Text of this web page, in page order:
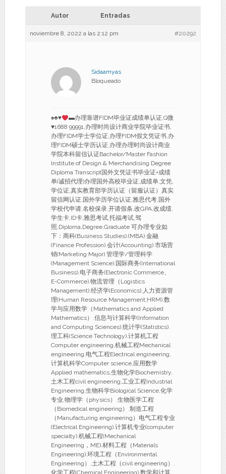
Autor Entradas
noviembre 8, 2022 a las 2:12 pm #20292
Sidaamyas
Bloqueado
♠♣♥
▬办理靠谱FIDM毕业证成绩单认证,Q微
♥1688 99991,办理时尚设计商业学院毕业证书,
办理FIDM学士学位证,办理FIDM假文凭证书,办
理FIDM硕士学历认证,办理办理时尚设计商业
学院本科留信认证Bachelor/Master Fashion
Institute of Design & Merchandising Degree
Diploma Transcript国外文凭证书毕业证+成绩
单(诚招代理)办理国外高校毕业证,成绩单,文凭,
学位证,真实教育部学历认证（留服认证）真实
留信网认证,国外学历学位认证,雅思代考,国外
学校代申请,名校保录,开请假条,改GPA,改成绩,
学生卡,ID卡,雅思考试,托福考试,驾
照,Diploma,Degree,Graduate 可办理专业如
下：商科(Business Studies).(MBA).金融
(Finance Profession).会计(Accounting).市场营
销(Marketing Major).管理学/管理科学
(Management Science).国际商务(International
Business).电子商务(Electronic Commerce、
E-Commerce).物流管理（Logistics
Management).经济学(Economics).人力资源管
理(Human Resource Management;HRM).数
学与应用数学（Mathematics and Applied
Mathematics）.信息与计算科学(Information
and Computing Sciences).统计学(Statistics).
理工科(Science Technology).计算机工程
Computer engineering,机械工程Mechanical
engineering,电气工程Electrical engineering,
计算机科学Computer science,应用数学
Applied mathematics,生物化学Biochemistry,
土木工程civil engineering,工业工程Industrial
Engineering,生物科学Biological Science,化学
专业,物理学（physics）.生物医学工程
（Biomedical engineering）.制造工程
（Manufacturing engineering）电气工程专业
(Electrical Engineering).计算机专业(computer
specialty).机械工程(Mechanical
Engineering，ME).材料工程（Materials
Engineering).环境工程（Environmental
Engineering）.土木工程（civil engineering）.